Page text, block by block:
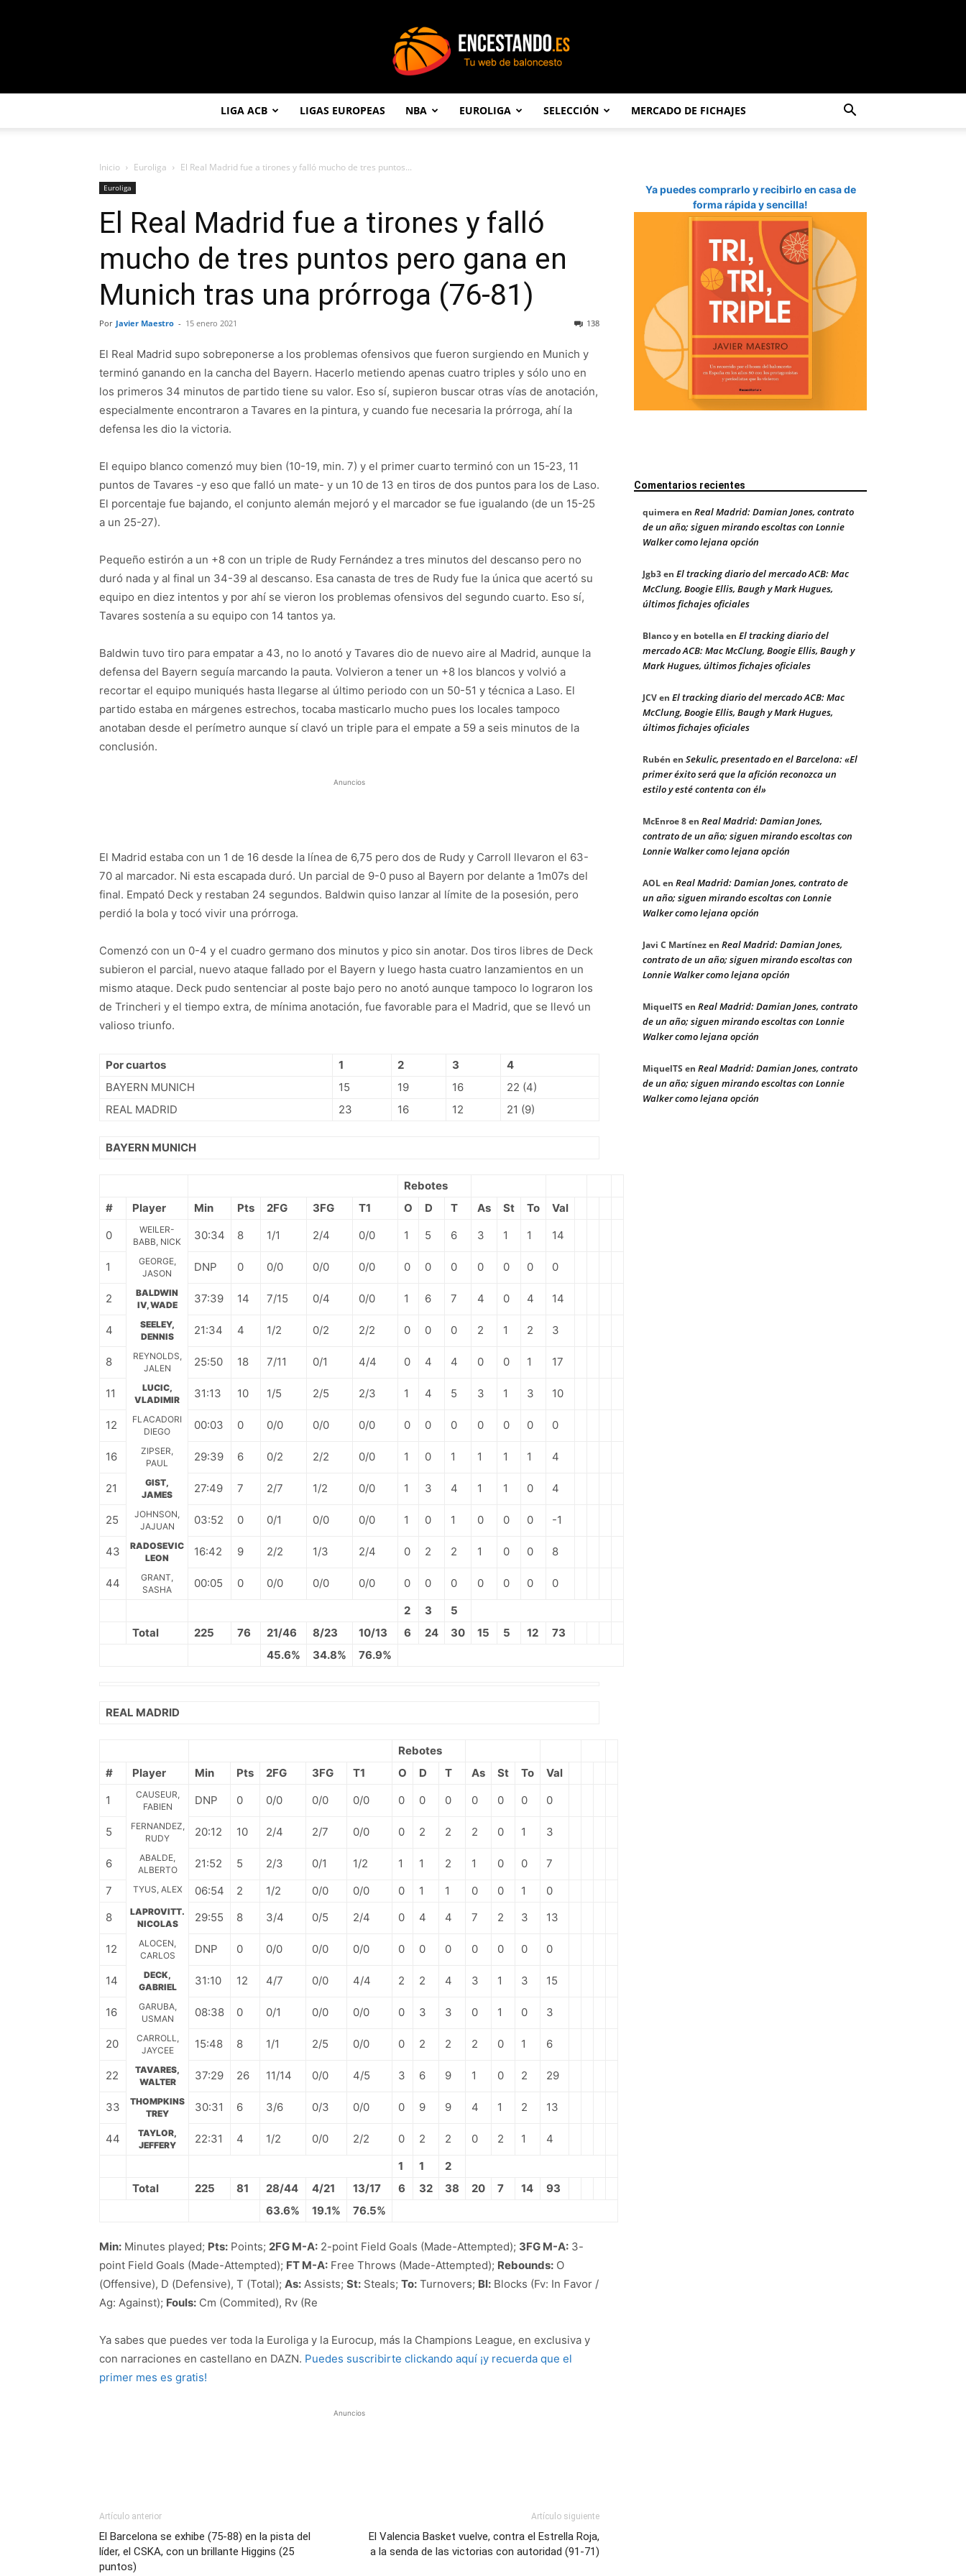
LIGA ACB LIGAS EUROPEAS NBA EUROLIGA SELECCIÓN MERCADO DE FICHAJES
Inicio Euroliga El Real Madrid fue a tirones y falló mucho de tres puntos...
Euroliga
El Real Madrid fue a tirones y falló
mucho de tres puntos pero gana en
Munich tras una prórroga (76-81)
Por Javier Maestro - 15 enero 2021 138
El Real Madrid supo sobreponerse a los problemas ofensivos que fueron surgiendo en Munich y
terminó ganando en la cancha del Bayern. Hacerlo metiendo apenas cuatro triples y sólo uno en
los primeros 34 minutos de partido tiene su valor. Eso sí, supieron buscar otras vías de anotación,
especialmente encontraron a Tavares en la pintura, y cuando fue necesaria la prórroga, ahí la
defensa les dio la victoria.
El equipo blanco comenzó muy bien (10-19, min. 7) y el primer cuarto terminó con un 15-23, 11
puntos de Tavares -y eso que falló un mate- y un 10 de 13 en tiros de dos puntos para los de Laso.
El porcentaje fue bajando, el conjunto alemán mejoró y el marcador se fue igualando (de un 15-25
a un 25-27).
Pequeño estirón a un +8 con un triple de Rudy Fernández a tres minutos del descanso pero no
duró nada y al final un 34-39 al descanso. Esa canasta de tres de Rudy fue la única que acertó su
equipo en diez intentos y por ahí se vieron los problemas ofensivos del segundo cuarto. Eso sí,
Tavares sostenía a su equipo con 14 tantos ya.
Baldwin tuvo tiro para empatar a 43, no lo anotó y Tavares dio de nuevo aire al Madrid, aunque la
defensa del Bayern seguía marcando la pauta. Volvieron a tener un +8 los blancos y volvió a
recortar el equipo muniqués hasta llegarse al último periodo con un 50-51 y técnica a Laso. El
partido estaba en márgenes estrechos, tocaba masticarlo mucho pues los locales tampoco
anotaban desde el perímetro aunque sí clavó un triple para el empate a 59 a seis minutos de la
conclusión.
Anuncios
El Madrid estaba con un 1 de 16 desde la línea de 6,75 pero dos de Rudy y Carroll llevaron el 63-
70 al marcador. Ni esta escapada duró. Un parcial de 9-0 puso al Bayern por delante a 1m07s del
final. Empató Deck y restaban 24 segundos. Baldwin quiso lanzar al límite de la posesión, pero
perdió la bola y tocó vivir una prórroga.
Comenzó con un 0-4 y el cuadro germano dos minutos y pico sin anotar. Dos tiros libres de Deck
subieron el parcial, nuevo ataque fallado por el Bayern y luego hasta cuatro lanzamientos en un
mismo ataque. Deck pudo sentenciar al poste bajo pero no anotó aunque tampoco lo lograron los
de Trincheri y el tiempo extra, de mínima anotación, fue favorable para el Madrid, que se llevó un
valioso triunfo.
Por cuartos 1 2 3
4
BAYERN MUNICH
15 19 16
22 (4)
REAL MADRID
23 16 12 21 (9)
BAYERN MUNICH
Rebotes
#
Player Min Pts 2FG 3FG T1 O D T As St To
Val
0
WEILER-
BABB, NICK
30:34 8 1/1 2/4 0/0 1 5 6 3 1 1 14
1
GEORGE,
JASON
DNP 0 0/0 0/0 0/0 0 0 0 0 0 0 0
2
BALDWIN
IV, WADE
37:39 14 7/15 0/4 0/0 1 6 7 4 0 4 14
4
SEELEY,
DENNIS
21:34 4 1/2 0/2 2/2 0 0 0 2 1 2 3
8
REYNOLDS,
JALEN
25:50 18 7/11 0/1 4/4 0 4 4 0 0 1 17
11
LUCIC,
VLADIMIR
31:13 10 1/5 2/5 2/3 1 4 5 3 1 3 10
12
FLACADORI
DIEGO
00:03 0 0/0 0/0 0/0 0 0 0 0 0 0 0
16
ZIPSER,
PAUL
29:39 6 0/2 2/2 0/0 1 0 1 1 1 1 4
21
GIST,
JAMES
27:49 7 2/7 1/2 0/0 1 3 4 1 1 0 4
25
JOHNSON,
JAJUAN
03:52 0 0/1 0/0 0/0 1 0 1 0 0 0 -1
43
RADOSEVIC
LEON
16:42 9 2/2 1/3 2/4 0 2 2 1 0 0 8
44
GRANT,
SASHA
00:05 0 0/0 0/0 0/0 0 0 0 0 0 0
0
2
3
5
Total
225 76 21/46 8/23 10/13 6 24 30 15 5 12
73
45.6%
34.8% 76.9%
REAL MADRID
Rebotes
#
Player Min Pts 2FG 3FG T1 O D T As St To
Val
1
CAUSEUR,
FABIEN
DNP 0 0/0 0/0 0/0 0 0 0 0 0 0 0
5
FERNANDEZ,
RUDY
20:12 10 2/4 2/7 0/0 0 2 2 2 0 1 3
6
ABALDE,
ALBERTO
21:52 5 2/3 0/1 1/2 1 1 2 1 0 0
7
7
TYUS, ALEX 06:54 2 1/2 0/0 0/0 0 1 1 0 0 1
0
8
LAPROVITT.
NICOLAS
29:55 8 3/4 0/5 2/4 0 4 4 7 2 3 13
12
ALOCEN,
CARLOS
DNP 0 0/0 0/0 0/0 0 0 0 0 0 0 0
14
DECK,
GABRIEL
31:10 12 4/7 0/0 4/4 2 2 4 3 1 3 15
16
GARUBA,
USMAN
08:38 0 0/1 0/0 0/0 0 3 3 0 1 0 3
20
CARROLL,
JAYCEE
15:48 8 1/1 2/5 0/0 0 2 2 2 0 1 6
22
TAVARES,
WALTER
37:29 26 11/14 0/0 4/5 3 6 9 1 0 2 29
33
THOMPKINS
TREY
30:31 6 3/6 0/3 0/0 0 9 9 4 1 2 13
44
TAYLOR,
JEFFERY
22:31 4 1/2 0/0 2/2 0 2 2 0 2 1
4
1
1
2
Total
225 81 28/44 4/21 13/17 6 32 38 20 7 14
93
63.6%
19.1% 76.5%
Min: Minutes played; Pts: Points; 2FG M-A: 2-point Field Goals (Made-Attempted); 3FG M-A: 3-
point Field Goals (Made-Attempted); FT M-A: Free Throws (Made-Attempted); Rebounds: O
(Offensive), D (Defensive), T (Total); As: Assists; St: Steals; To: Turnovers; Bl: Blocks (Fv: In Favor /
Ag: Against); Fouls: Cm (Commited), Rv (Re
Ya sabes que puedes ver toda la Euroliga y la Eurocup, más la Champions League, en exclusiva y
con narraciones en castellano en DAZN. Puedes suscribirte clickando aquí ¡y recuerda que el
primer mes es gratis!
Anuncios
Artículo anterior
El Barcelona se exhibe (75-88) en la pista del
líder, el CSKA, con un brillante Higgins (25
puntos)
Artículo siguiente
El Valencia Basket vuelve, contra el Estrella Roja,
a la senda de las victorias con autoridad (91-71)
Ya puedes comprarlo y recibirlo en casa de
forma rápida y sencilla!
Comentarios recientes
quimeraen Real Madrid: Damian Jones, contrato
de un año; siguen mirando escoltas con Lonnie
Walker como lejana opción
Jgb3en El tracking diario del mercado ACB: Mac
McClung, Boogie Ellis, Baugh y Mark Hugues,
últimos fichajes oficiales
Blanco y en botellaen El tracking diario del
mercado ACB: Mac McClung, Boogie Ellis, Baugh y
Mark Hugues, últimos fichajes oficiales
JCVen El tracking diario del mercado ACB: Mac
McClung, Boogie Ellis, Baugh y Mark Hugues,
últimos fichajes oficiales
Rubén en Sekulic, presentado en el Barcelona: «El
primer éxito será que la afición reconozca un
estilo y esté contenta con él»
McEnroe 8en Real Madrid: Damian Jones,
contrato de un año; siguen mirando escoltas con
Lonnie Walker como lejana opción
AOLen Real Madrid: Damian Jones, contrato de
un año; siguen mirando escoltas con Lonnie
Walker como lejana opción
Javi C Martínezen Real Madrid: Damian Jones,
contrato de un año; siguen mirando escoltas con
Lonnie Walker como lejana opción
MiquelTS en Real Madrid: Damian Jones, contrato
de un año; siguen mirando escoltas con Lonnie
Walker como lejana opción
MiquelTS en Real Madrid: Damian Jones, contrato
de un año; siguen mirando escoltas con Lonnie
Walker como lejana opción